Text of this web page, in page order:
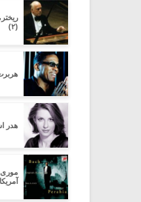
(۲)
هدر
موری